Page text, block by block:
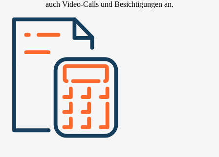
auch Video-Calls und Besichtigungen an.